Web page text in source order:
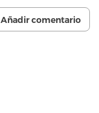
Añadir comentario